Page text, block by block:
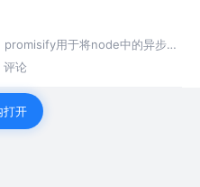
用于将node中的异步回
评论
打开